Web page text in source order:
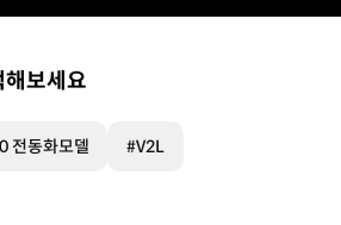
해보세요
전동화모델 #V2L